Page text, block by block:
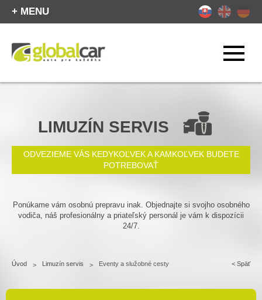
+ MENU
LIMUZÍN SERVIS
ODVEZIEME VÁS KEDYKOĽVEK A KAMKOĽVEK BUDETE
POTREBOVAŤ
Ponúkame vám osobnú prepravu inak. Objednajte si svojho osobného
vodiča, náš profesionálny a priateľský personál je vám k dispozícii
24/7.
Úvod > Limuzín servis > Eventy a služobné cesty < Späť